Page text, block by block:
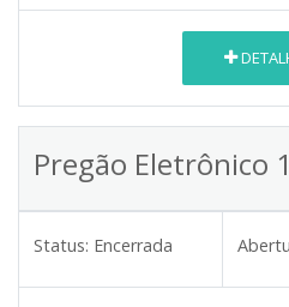
Pregão Eletrônico
Status: Encerrada